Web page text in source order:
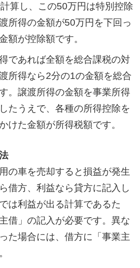
算し、この50万円は特別控除
所得の金額が50万円を下回っ
額が控除額です。
であれば全額を総合課税の対
所得なら2分の1の金額を総合
。譲渡所得の金額を事業所得
たうえで、各種の所得控除を
けた金額が所得税額です。
の車を売却すると損益が発生
借方、利益なら貸方に記入し
は利益が出る計算であるた
借」の記入が必要です。異な
た場合には、借方に「事業主